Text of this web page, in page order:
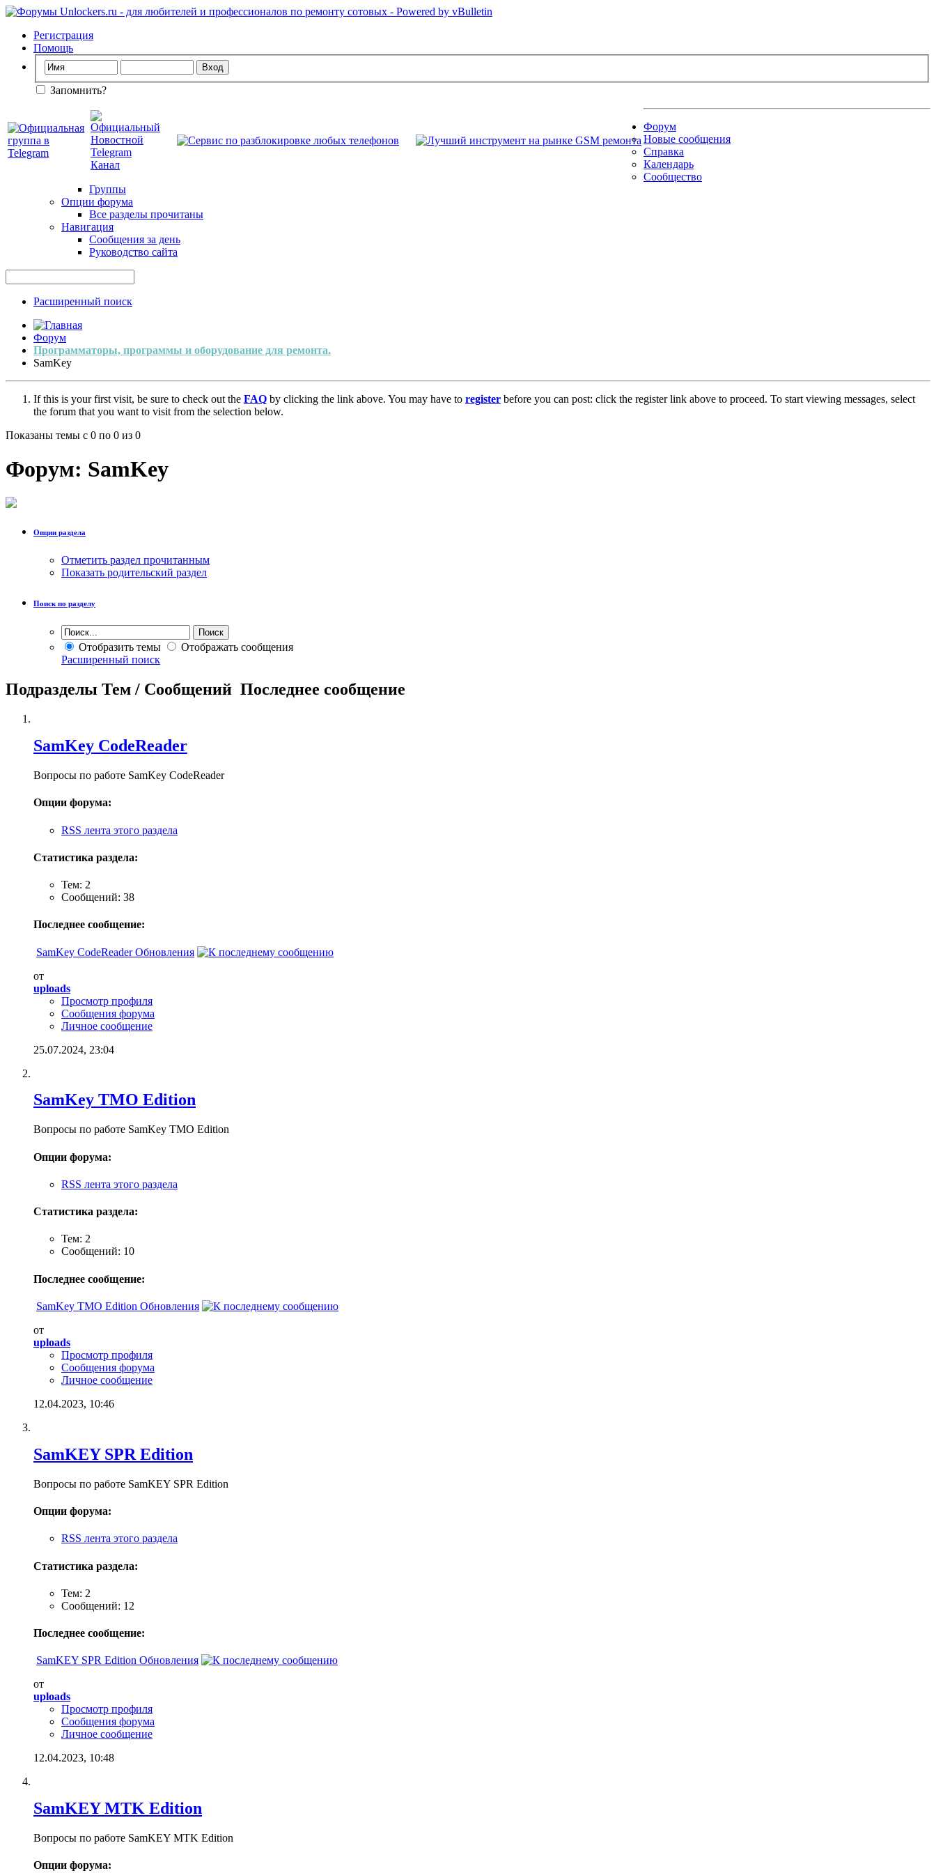
Регистрация
Помощь
Запомнить?
Форум
Новые сообщения
Справка
Календарь
Сообщество
Группы
Опции форума
Все разделы прочитаны
Навигация
Сообщения за день
Руководство сайта
Расширенный поиск
Форум
Программаторы, программы и оборудование для ремонта.
SamKey
If this is your first visit, be sure to check out the FAQ by clicking the link above. You may have to register before you can post: click the register link above to proceed. To start viewing messages, select
the forum that you want to visit from the selection below.
Показаны темы с 0 по 0 из 0
Форум: SamKey
Опции раздела
Отметить раздел прочитанным
Показать родительский раздел
Поиск по разделу
Отобразить темы
Отображать сообщения
Расширенный поиск
Подразделы Тем / Сообщений Последнее сообщение
SamKey CodeReader
Вопросы по работе SamKey CodeReader
Опции форума:
RSS лента этого раздела
Статистика раздела:
Тем: 2
Сообщений: 38
Последнее сообщение:
SamKey CodeReader Обновления
от
uploads
Просмотр профиля
Сообщения форума
Личное сообщение
25.07.2024, 23:04
SamKey TMO Edition
Вопросы по работе SamKey TMO Edition
Опции форума:
RSS лента этого раздела
Статистика раздела:
Тем: 2
Сообщений: 10
Последнее сообщение:
SamKey TMO Edition Обновления
от
uploads
Просмотр профиля
Сообщения форума
Личное сообщение
12.04.2023, 10:46
SamKEY SPR Edition
Вопросы по работе SamKEY SPR Edition
Опции форума:
RSS лента этого раздела
Статистика раздела:
Тем: 2
Сообщений: 12
Последнее сообщение:
SamKEY SPR Edition Обновления
от
uploads
Просмотр профиля
Сообщения форума
Личное сообщение
12.04.2023, 10:48
SamKEY MTK Edition
Вопросы по работе SamKEY MTK Edition
Опции форума: